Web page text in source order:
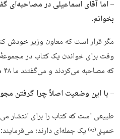
– اما آقای اسماعیلی در مصاحبه‌ای
بخوانم.
مگر قرار است که معاون وزیر خودش
وقت برای خواندن یک کتاب در
که مصاحبه می‌کردند و می‌گفتند ما ۴۸ ساعته مجوز کتاب می‌دهیم!
– با این وضعیت اصلاً چرا گرفتن
طبیعی است که کتاب را برای انتشار
خمینی(ره) یک جمله‌ای دارند؛